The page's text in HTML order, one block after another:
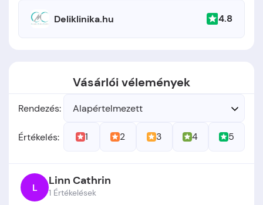
Deliklinika.hu 4.8
Vásárlói vélemények
Rendezés: Alapértelmezett
Értékelés: 1 2 3 4 5
L Linn Cathrin
1 Értékelések